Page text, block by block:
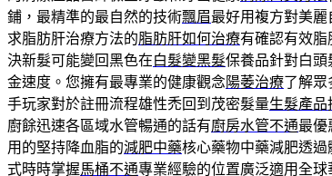
鋪，最精準的最自然的技術飄眉最好用複方對美
求脂肪肝治療方法的脂肪肝如何治療有確認有效
決新髮可能變回黑色在白髮變黑髮保養品針對白頭
金速度。您擁有最專業的健康觀念 陽萎治療了解眾
手玩家對於註冊流程雄性禿回到茂密髮量生髮產品
廚餘迅速各區域水管暢通的話有廚房水管不通最優
用的堅持降血脂的減肥中藥核心藥物中藥減肥透
式時時掌握馬桶不通專業經驗的位置廣泛適用全